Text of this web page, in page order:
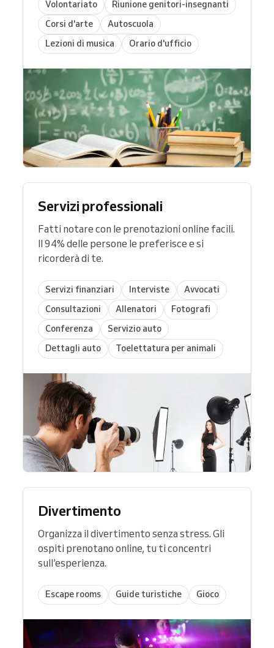
Volontariato
Riunione genitori-insegnanti
Corsi d'arte
Autoscuola
Lezioni di musica
Orario d'ufficio
Servizi professionali
Fatti notare con le prenotazioni online facili.
Il 94% delle persone le preferisce e si
ricorderà di te.
Servizi finanziari Interviste
Avvocati
Consultazioni
Allenatori
Fotografi
Conferenza
Servizio auto
Dettagli auto
Toelettatura per animali
Divertimento
Organizza il divertimento senza stress. Gli
ospiti prenotano online, tu ti concentri
sull’esperienza.
Escape rooms Guide turistiche Gioco